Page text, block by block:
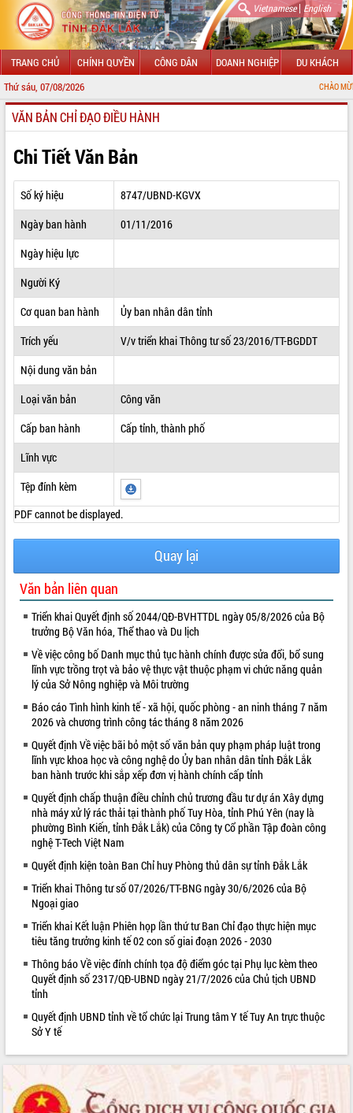
Vietnamese| English
TRANG CHỦ CHÍNH QUYỀN CÔNG DÂN DOANH NGHIỆP DU KHÁCH
Thứ sáu, 07/08/2026 CHÀO MỪNG ĐẾN VỚI
GIỚI THIỆU
LÃNH ĐẠO UBND TỈNH
TIN TỨC SỰ KIỆN
SỞ, BAN, NGÀNH
THÔNG TIN CHỈ ĐẠO ĐIỀU HÀNH
HỆ THỐNG VĂN BẢN
VĂN BẢN HĐND TỈNH
ĐIỂM TIN VĂN BẢN
QUY HOẠCH - KẾ HOẠCH
VIDEO
Loading the player...
Khám bệnh, cấp phát thuốc miễn phí
và tặng quà người dân xã Cư Pui
Hội nghị UBND tỉnh Đắk Lắk thường kỳ
tháng 7/2026
Lễ truy tặng danh hiệu “Bà Mẹ Việt
Nam Anh hùng” và trao Huân chương
Lao động
UBND tỉnh Đắk Lắk triển khai nhiệm
vụ 6 tháng cuối năm 2026
Kỳ họp thứ Hai, Hội đồng nhân dân
tỉnh khóa XI quyết nghị nhiều nội dung
quan trọng
Bí thư Tỉnh ủy Lương Nguyễn Minh
cách mạng
văn hóa, thể thao đáp ứng yêu cầu
Thường trực HĐND tỉnh Đắk Lắk gặp
mặt Đoàn chuyên gia y tế TP. Hồ Chí
ALBUM ẢNH
LIÊN KẾT WEB
VĂN BẢN CHỈ ĐẠO ĐIỀU HÀNH
Chi Tiết Văn Bản
Số ký hiệu
8747/UBND-KGVX
Ngày ban hành
01/11/2016
Ngày hiệu lực
Người Ký
Cơ quan ban hành
Ủy ban nhân dân tỉnh
Trích yếu
V/v triển khai Thông tư số 23/2016/TT-BGDDT
Nội dung văn bản
Loại văn bản
Công văn
Cấp ban hành
Cấp tỉnh, thành phố
Lĩnh vực
Tệp đính kèm
PDF cannot be displayed.
Quay lại
Văn bản liên quan
Triển khai Quyết định số 2044/QĐ-BVHTTDL ngày 05/8/2026 của Bộ
trưởng Bộ Văn hóa, Thể thao và Du lịch
Về việc công bố Danh mục thủ tục hành chính được sửa đổi, bổ sung
lĩnh vực trồng trọt và bảo vệ thực vật thuộc phạm vi chức năng quản
lý của Sở Nông nghiệp và Môi trường
Báo cáo Tình hình kinh tế - xã hội, quốc phòng - an ninh tháng 7 năm
2026 và chương trình công tác tháng 8 năm 2026
Quyết định Về việc bãi bỏ một số văn bản quy phạm pháp luật trong
lĩnh vực khoa học và công nghệ do Ủy ban nhân dân tỉnh Đắk Lắk
ban hành trước khi sắp xếp đơn vị hành chính cấp tỉnh
Quyết định chấp thuận điều chỉnh chủ trương đầu tư dự án Xây dựng
nhà máy xử lý rác thải tại thành phố Tuy Hòa, tỉnh Phú Yên (nay là
phường Bình Kiến, tỉnh Đắk Lắk) của Công ty Cổ phần Tập đoàn công
nghệ T-Tech Việt Nam
Quyết định kiện toàn Ban Chỉ huy Phòng thủ dân sự tỉnh Đắk Lắk
Triển khai Thông tư số 07/2026/TT-BNG ngày 30/6/2026 của Bộ
Ngoại giao
Triển khai Kết luận Phiên họp lần thứ tư Ban Chỉ đạo thực hiện mục
tiêu tăng trưởng kinh tế 02 con số giai đoạn 2026 - 2030
Thông báo Về việc đính chính tọa độ điểm góc tại Phụ lục kèm theo
Quyết định số 2317/QĐ-UBND ngày 21/7/2026 của Chủ tịch UBND
tỉnh
Quyết định UBND tỉnh về tổ chức lại Trung tâm Y tế Tuy An trực thuộc
Sở Y tế